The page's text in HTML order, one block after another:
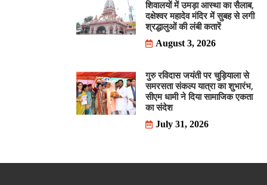
शिवालयों में उमड़ा आस्था का सैलाब,
दक्षेश्वर महादेव मंदिर में सुबह से लगी
श्रद्धालुओं की लंबी कतारें
August 3, 2026
गुरु रविदास जयंती पर चुड़ियाला से
समरसता संकल्प यात्रा का शुभारंभ,
सीएम धामी ने दिया सामाजिक एकता
का संदेश
July 31, 2026